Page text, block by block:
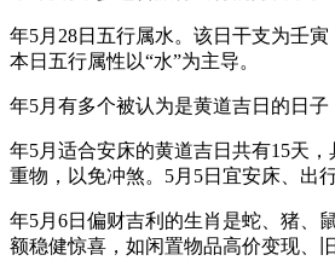
年5月28日五行属水。该日干支为壬
本日五行属性以“水”为主导。
年5月有多个被认为是黄道吉日的日
年5月适合安床的黄道吉日共有15天
重物，以免冲煞。5月5日宜安床、出
年5月6日偏财吉利的生肖是蛇、猪、
额稳健惊喜，如闲置物品高价变现、